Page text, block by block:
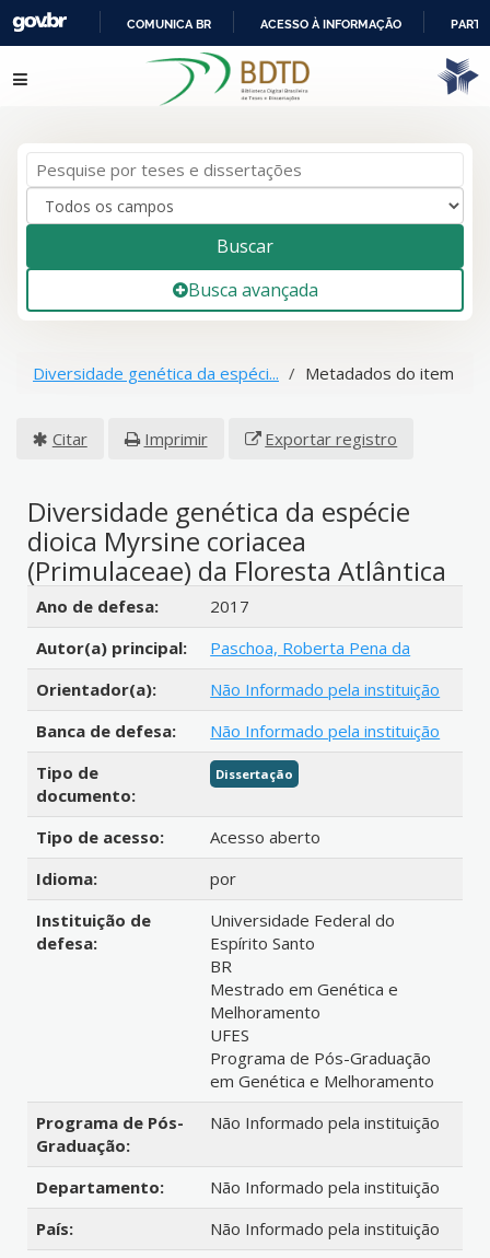
IR
PARA
COMUNICA BR ACESSO À INFORMAÇÃO
Pular para o conteúdo
Buscar
Busca avançada
Diversidade genética da espéci... Metadados do item
Citar Imprimir Exportar registro
Diversidade genética da espécie
dioica Myrsine coriacea
(Primulaceae) da Floresta Atlântica
Detalhes bibliográficos
Ano de defesa:
2017
Autor(a) principal:
Paschoa, Roberta Pena da
Orientador(a):
Não Informado pela instituição
Banca de defesa:
Não Informado pela instituição
Tipo de
documento:
Dissertação
Tipo de acesso:
Acesso aberto
Idioma:
por
Instituição de
defesa:
Universidade Federal do
Espírito Santo
BR
Mestrado em Genética e
Melhoramento
UFES
Programa de Pós-Graduação
em Genética e Melhoramento
Programa de Pós-
Graduação:
Não Informado pela instituição
Departamento:
Não Informado pela instituição
País:
Não Informado pela instituição